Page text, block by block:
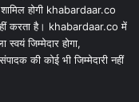
शामिल होगी khabardaar.co
करता है। khabardaar.co में
जिम्मेदार होगा,
की कोई भी जिम्मेदारी नहीं